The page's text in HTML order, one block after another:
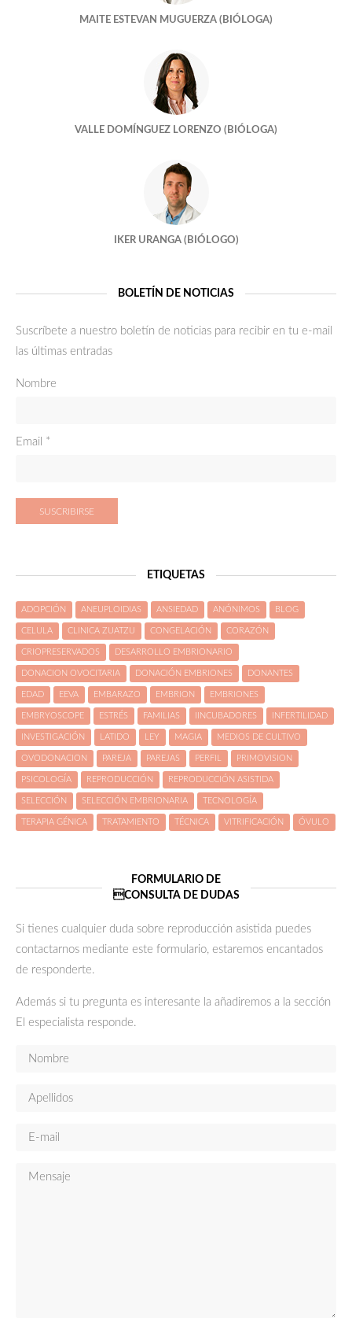
Un mundo feliz?
Tengo una foto de cuando tenia cuatro celulas
¿Embarazamos a cualquier edad?
¿Me quedaré sin óvulos si dono?
¿LOS EMBRIONES SON MELÓMANOS?
Bienvenidos
MAITE ESTEVAN MUGUERZA (BIÓLOGA)
VALLE DOMÍNGUEZ LORENZO (BIÓLOGA)
IKER URANGA (BIÓLOGO)
BOLETÍN DE NOTICIAS
Suscríbete a nuestro boletín de noticias para recibir en tu e-mail
las últimas entradas
Nombre
Email *
ETIQUETAS
ADOPCIÓN ANEUPLOIDIAS ANSIEDAD ANÓNIMOS BLOG
CELULA CLINICA ZUATZU CONGELACIÓN CORAZÓN
CRIOPRESERVADOS DESARROLLO EMBRIONARIO
DONACION OVOCITARIA DONACIÓN EMBRIONES DONANTES
EDAD EEVA EMBARAZO EMBRION EMBRIONES
EMBRYOSCOPE ESTRÉS FAMILIAS IINCUBADORES INFERTILIDAD
INVESTIGACIÓN LATIDO LEY MAGIA MEDIOS DE CULTIVO
OVODONACION PAREJA PAREJAS PERFIL PRIMOVISION
PSICOLOGÍA REPRODUCCIÓN REPRODUCCIÓN ASISTIDA
SELECCIÓN SELECCIÓN EMBRIONARIA TECNOLOGÍA
TERAPIA GÉNICA TRATAMIENTO TÉCNICA VITRIFICACIÓN ÓVULO
FORMULARIO DE
CONSULTA DE DUDAS
ver
más
Si tienes cualquier duda sobre reproducción asistida puedes
contactarnos mediante este formulario, estaremos encantados
de responderte.
Además si tu pregunta es interesante la añadiremos a la sección
El especialista responde.